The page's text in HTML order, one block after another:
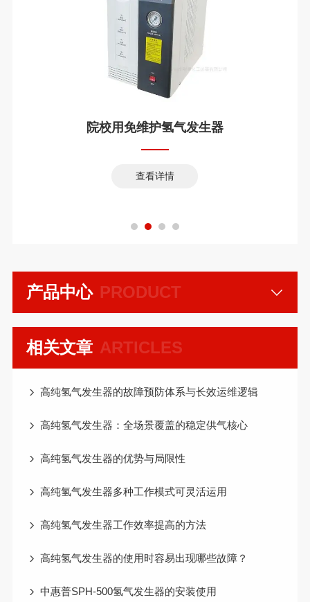
院校用免维护氢气发生器
查看详情
PRODUCT
产品中心
ARTICLES
相关文章
高纯氢气发生器的故障预防体系与长效运维逻辑
高纯氢气发生器：全场景覆盖的稳定供气核心
高纯氢气发生器的优势与局限性
高纯氢气发生器多种工作模式可灵活运用
高纯氢气发生器工作效率提高的方法
高纯氢气发生器的使用时容易出现哪些故障？
中惠普SPH-500氢气发生器的安装使用